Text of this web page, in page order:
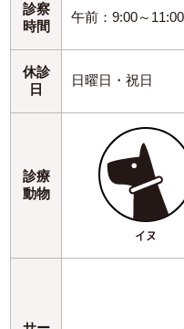
診察
時間
午前：9:00～
休診
日
日曜日・祝日
診療
動物
イヌ